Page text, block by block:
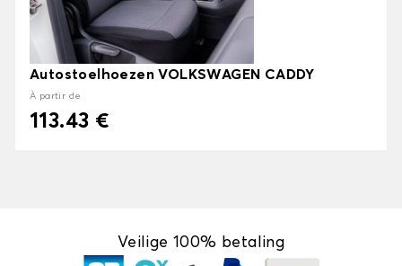
Autostoelhoezen VOLKSWAGEN CADDY
À partir de
113.43 €
Veilige 100% betaling